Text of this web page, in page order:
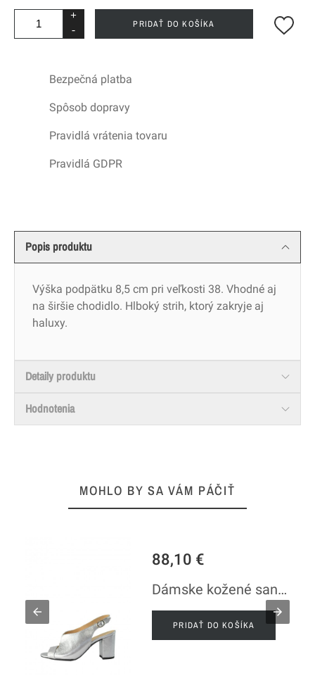
+
-
PRIDAŤ DO KOŠÍKA
Bezpečná platba
Spôsob dopravy
Pravidlá vrátenia tovaru
Pravidlá GDPR
Popis produktu
Výška podpätku 8,5 cm pri veľkosti 38. Vhodné aj
na širšie chodidlo. Hlboký strih, ktorý zakryje aj
haluxy.
Detaily produktu
Hodnotenia
MOHLO BY SA VÁM PÁČIŤ
88,10 €
Dámske kožené sandále strieborné
PRIDAŤ DO KOŠÍKA